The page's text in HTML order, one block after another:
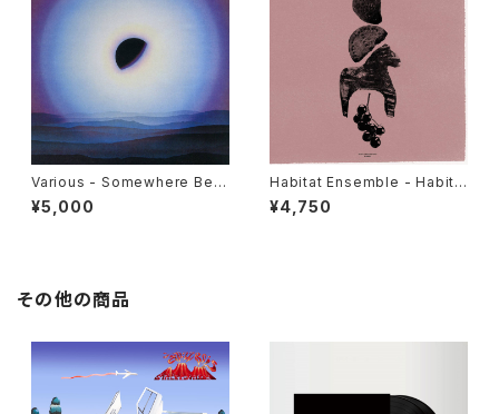
Various - Somewhere Bet
ween: Mutant Pop, Electro
nic Minimalism & Shadow
¥5,000
Habitat Ensemble - Habita
t Ensemble "LP"
¥4,750
その他の商品